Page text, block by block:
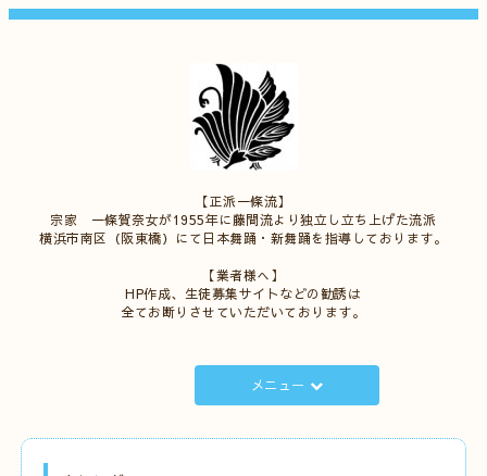
【正派一條流】
宗家 一條賀奈女が1955年に藤間流より独立し立ち上げた流派
横浜市南区（阪東橋）にて日本舞踊・新舞踊を指導しております。
【業者様へ】
HP作成、生徒募集サイトなどの勧誘は
全てお断りさせていただいております。
メニュー